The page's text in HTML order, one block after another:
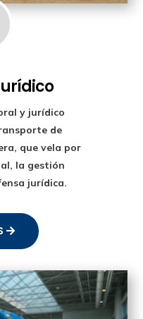
y jurídico
de
que vela por
la gestión
jurídica.